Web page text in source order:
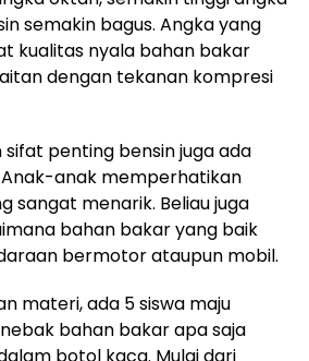
semakin bagus. Angka yang
kualitas nyala bahan bakar
dengan tekanan kompresi
sifat penting bensin juga ada
anak memperhatikan
sangat menarik. Beliau juga
bahan bakar yang baik
bermotor ataupun mobil.
materi, ada 5 siswa maju
bahan bakar apa saja